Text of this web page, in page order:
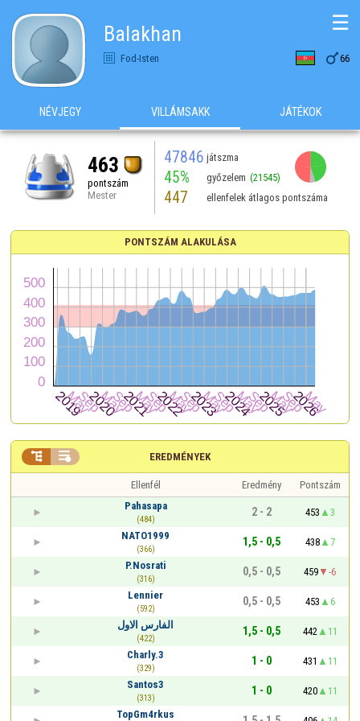
Balakhan
Fod-Isten 66
☰
NÉVJEGY VILLÁMSAKK JÁTÉKOK
463
pontszám
Mester
47846 játszma
45% győzelem (21545)
447 ellenfelek átlagos pontszáma
PONTSZÁM ALAKULÁSA
EREDMÉNYEK
 
Ellenfél Eredmény
Pontszám
Pahasapa
(484)
2 - 2 453
3
NATO1999
(366)
1,5 - 0,5 438
7
P.Nosrati
(316)
0,5 - 0,5 459
-6
Lennier
(592)
0,5 - 0,5 453
6
الفارس الاول
(422)
1,5 - 0,5 442
11
Charly.3
(329)
1 - 0 431
11
Santos3
(313)
1 - 0 420
11
TopGm4rkus